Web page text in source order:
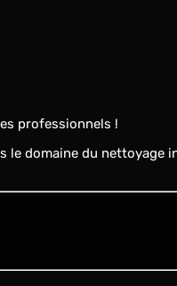
professionnels !
le domaine du nettoyage